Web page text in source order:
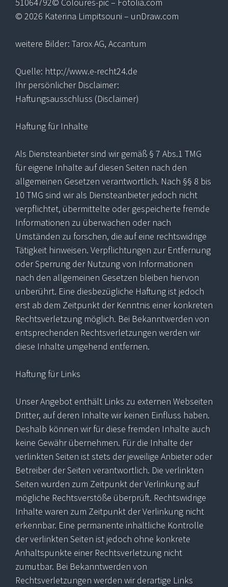
51064792© Coloures-pic – Fotolia.com
© 2026 Katerina Limpitsouni – unDraw.com
weitere Bilder: Tarox AG, Accantum
Quelle: http://www.e-recht24.de
Ihr persönlicher Disclaimer:
Haftungsausschluss (Disclaimer)
Haftung für Inhalte
Als Diensteanbieter sind wir gemäß § 7 Abs.1 TMG
für eigene Inhalte auf diesen Seiten nach den
allgemeinen Gesetzen verantwortlich. Nach §§ 8 bis
10 TMG sind wir als Diensteanbieter jedoch nicht
verpflichtet, übermittelte oder gespeicherte fremde
Informationen zu überwachen oder nach
Umständen zu forschen, die auf eine rechtswidrige
Tätigkeit hinweisen. Verpflichtungen zur Entfernung
oder Sperrung der Nutzung von Informationen
nach den allgemeinen Gesetzen bleiben hiervon
unberührt. Eine diesbezügliche Haftung ist jedoch
erst ab dem Zeitpunkt der Kenntnis einer konkreten
Rechtsverletzung möglich. Bei Bekanntwerden von
entsprechenden Rechtsverletzungen werden wir
diese Inhalte umgehend entfernen.
Haftung für Links
Unser Angebot enthält Links zu externen Webseiten
Dritter, auf deren Inhalte wir keinen Einfluss haben.
Deshalb können wir für diese fremden Inhalte auch
keine Gewähr übernehmen. Für die Inhalte der
verlinkten Seiten ist stets der jeweilige Anbieter oder
Betreiber der Seiten verantwortlich. Die verlinkten
Seiten wurden zum Zeitpunkt der Verlinkung auf
mögliche Rechtsverstöße überprüft. Rechtswidrige
Inhalte waren zum Zeitpunkt der Verlinkung nicht
erkennbar. Eine permanente inhaltliche Kontrolle
der verlinkten Seiten ist jedoch ohne konkrete
Anhaltspunkte einer Rechtsverletzung nicht
zumutbar. Bei Bekanntwerden von
Rechtsverletzungen werden wir derartige Links